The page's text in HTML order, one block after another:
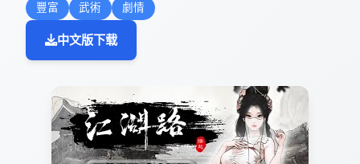
豐富 武術 劇情
中文版下载